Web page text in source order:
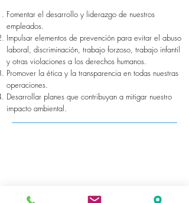
Fomentar el desarrollo y liderazgo de nuestros
empleados.
Impulsar elementos de prevención para evitar el abuso
laboral, discriminación, trabajo forzoso, trabajo infantil
y otras violaciones a los derechos humanos.
Promover la ética y la transparencia en todas nuestras
operaciones.
Desarrollar planes que contribuyan a mitigar nuestro
impacto ambiental.
| Canal de Denuncias